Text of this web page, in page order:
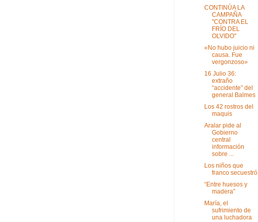
CONTINÚA LA
CAMPAÑA
"CONTRA EL
FRÍO DEL
OLVIDO"
«No hubo juicio ni
causa. Fue
vergonzoso»
16 Julio 36:
extraño
“accidente” del
general Balmes
Los 42 rostros del
maquis
Aralar pide al
Gobierno
central
información
sobre ...
Los niños que
franco secuestró
“Entre huesos y
madera”
María, el
sufrimiento de
una luchadora